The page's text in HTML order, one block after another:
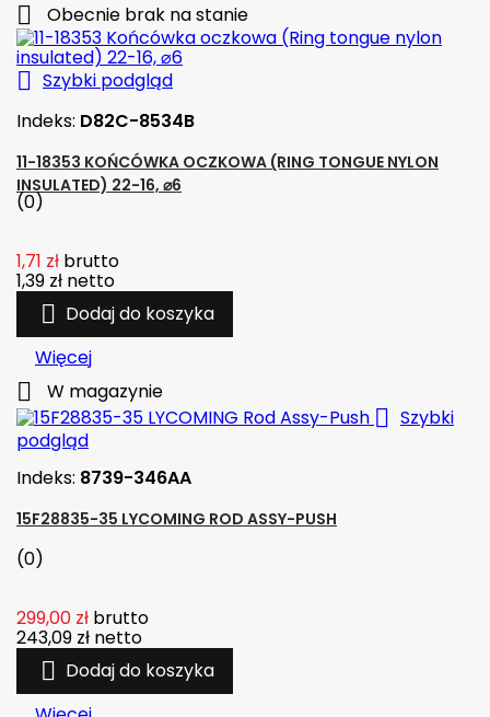
 Obecnie brak na stanie
 Szybki podgląd
Indeks: D82C-8534B
11-18353 KOŃCÓWKA OCZKOWA (RING TONGUE NYLON
INSULATED) 22-16, ⌀6
(0)
1,71 zł brutto
1,39 zł netto
 Dodaj do koszyka
Więcej
 W magazynie
 Szybki
podgląd
Indeks: 8739-346AA
15F28835-35 LYCOMING ROD ASSY-PUSH
(0)
299,00 zł brutto
243,09 zł netto
 Dodaj do koszyka